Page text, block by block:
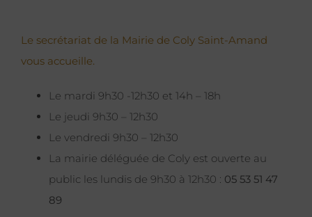
Le secrétariat de la Mairie de Coly Saint-Amand
vous accueille.
Le mardi 9h30 -12h30 et 14h – 18h
Le jeudi 9h30 – 12h30
Le vendredi 9h30 – 12h30
La mairie déléguée de Coly est ouverte au
public les lundis de 9h30 à 12h30 : 05 53 51 47
89